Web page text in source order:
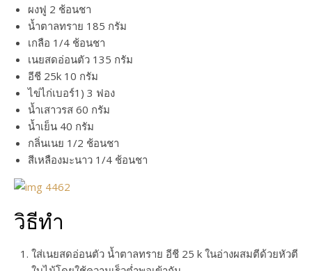
ผงฟู 2 ช้อนชา
น้ำตาลทราย 185 กรัม
เกลือ 1/4 ช้อนชา
เนยสดอ่อนตัว 135 กรัม
อีชี 25k 10 กรัม
ไข่ไก่เบอร์1) 3 ฟอง
น้ำเสาวรส 60 กรัม
น้ำเย็น 40 กรัม
กลิ่นเนย 1/2 ช้อนชา
สีเหลืองมะนาว 1/4 ช้อนชา
วิธีทำ
ใส่เนยสดอ่อนตัว น้ำตาลทราย อีชี 25 k ในอ่างผสมตีด้วยหัวตี